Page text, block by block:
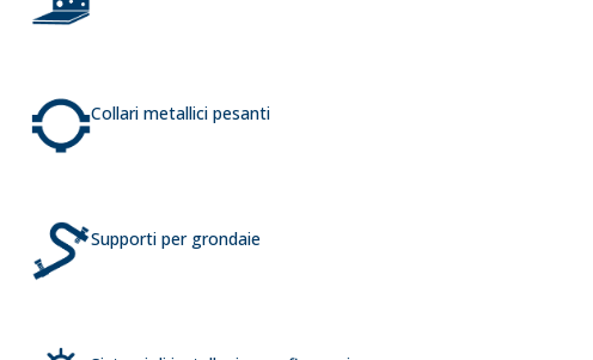
Collari metallici pesanti
Supporti per grondaie